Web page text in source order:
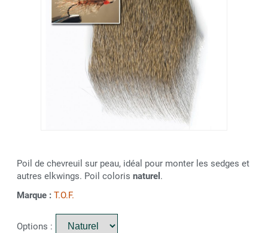
Poil de chevreuil sur peau, idéal pour monter les sedges et
autres elkwings. Poil coloris naturel .
Marque : T.O.F.
Options :